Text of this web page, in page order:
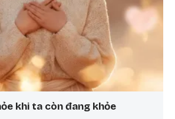
khi ta còn đang khỏe